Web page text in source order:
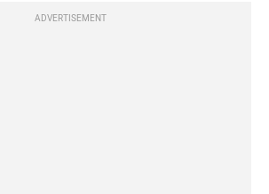
ADVERTISEMENT